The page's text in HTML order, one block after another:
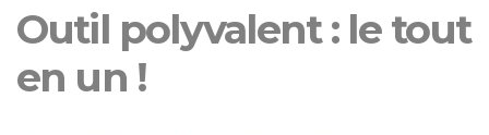
Outil polyvalent : le tout
en un !